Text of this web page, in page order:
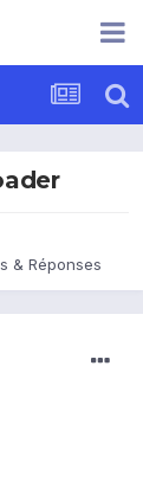
& Réponses